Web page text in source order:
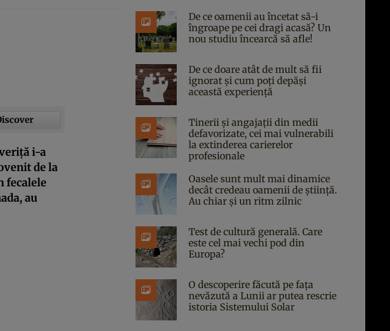
i-a
de la
fecalele
au
De ce oamenii au încetat să-i
îngroape pe cei dragi acasă? Un
nou studiu încearcă să afle!
De ce doare atât de mult să fii
ignorat și cum poți depăși
această experiență
Tinerii și angajații din medii
defavorizate, cei mai vulnerabili
la extinderea carierelor
profesionale
Oasele sunt mult mai dinamice
decât credeau oamenii de știință.
Au chiar și un ritm zilnic
Test de cultură generală. Care
este cel mai vechi pod din
Europa?
O descoperire făcută pe fața
nevăzută a Lunii ar putea rescrie
istoria Sistemului Solar